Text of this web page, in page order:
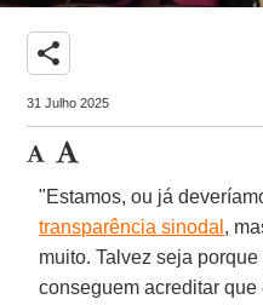
share
31 Julho 2025
"Estamos, ou já
transparência sinodal ,
muito. Talvez seja
conseguem acreditar